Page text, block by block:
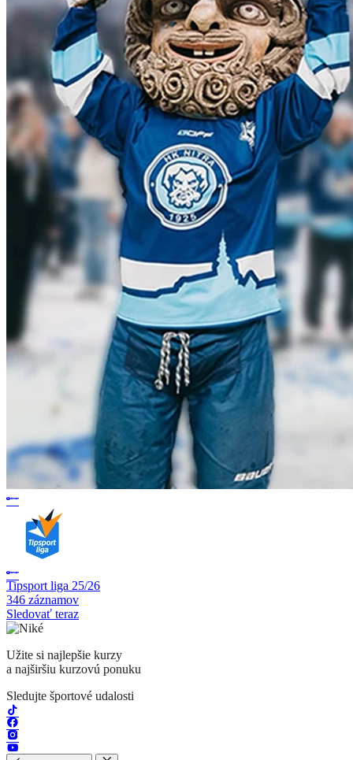
Tipsport liga 25/26
346 záznamov
Sledovať teraz
Užite si najlepšie kurzy
a najširšiu kurzovú ponuku
Sledujte športové udalosti